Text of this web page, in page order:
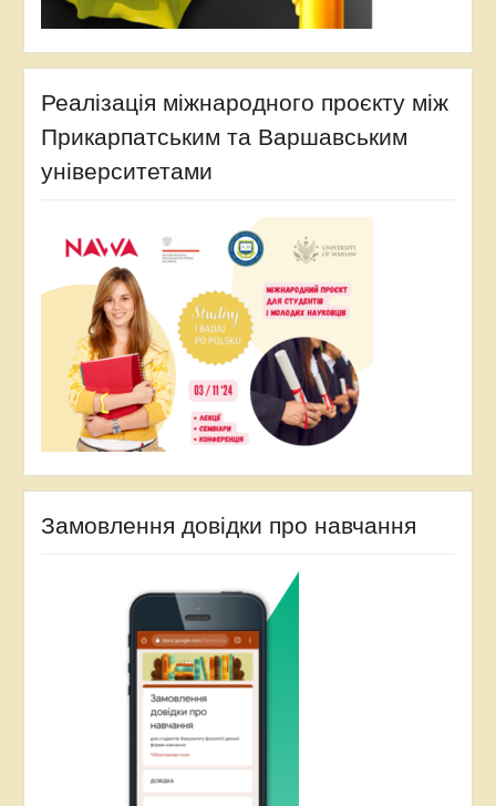
Реалізація міжнародного проєкту між
Прикарпатським та Варшавським
університетами
Замовлення довідки про навчання